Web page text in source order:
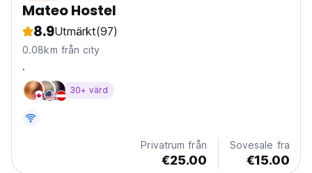
Mateo Hostel
8.9Utmärkt(97)
0.08km från city
.
30+ värd
Privatrum från
€25.00
Sovesale fra
€15.00